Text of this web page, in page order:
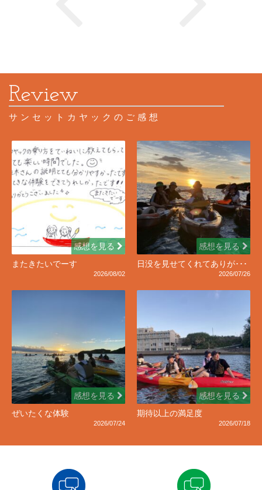
サンセットカヤックのご感想
感想を見る
またきたいでーす
2026/08/02
感想を見る
日没を見せてくれてありが･･･
2026/07/26
感想を見る
ぜいたくな体験
2026/07/24
感想を見る
期待以上の満足度
2026/07/18